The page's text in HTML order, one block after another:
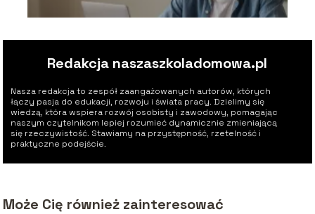
Redakcja naszaszkoladomowa.pl
Nasza redakcja to zespół zaangażowanych autorów, których
łączy pasja do edukacji, rozwoju i świata pracy. Dzielimy się
wiedzą, która wspiera rozwój osobisty i zawodowy, pomagając
naszym czytelnikom lepiej rozumieć dynamicznie zmieniającą
się rzeczywistość. Stawiamy na przystępność, rzetelność i
praktyczne podejście.
Może Cię również zainteresować